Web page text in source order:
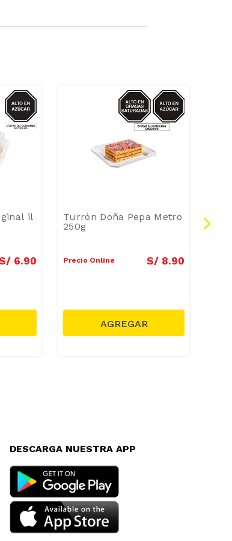
AZUCAR
il
6.90
AZUCAR/GRASAS-
SAT
Turrón Doña Pepa Metro
250g
Precio Online S/ 8.90
DESCARGA NUESTRA APP